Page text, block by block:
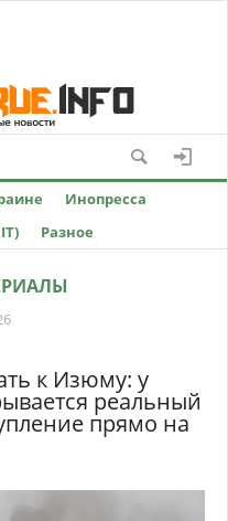
Инопресса
Разное
к Изюму: у
реальный
прямо на